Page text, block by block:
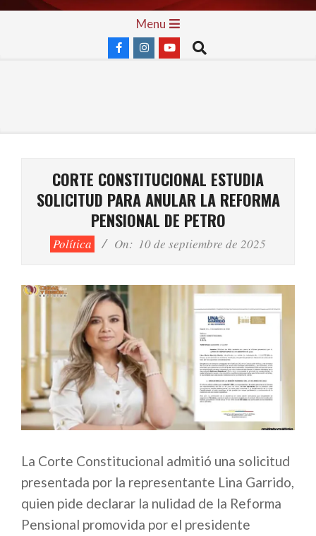
Skip
Menu
Search
CORTE CONSTITUCIONAL ESTUDIA
SOLICITUD PARA ANULAR LA REFORMA
PENSIONAL DE PETRO
Política On: 10 de septiembre de 2025
La Corte Constitucional admitió una solicitud
presentada por la representante Lina Garrido,
quien pide declarar la nulidad de la Reforma
Pensional promovida por el presidente